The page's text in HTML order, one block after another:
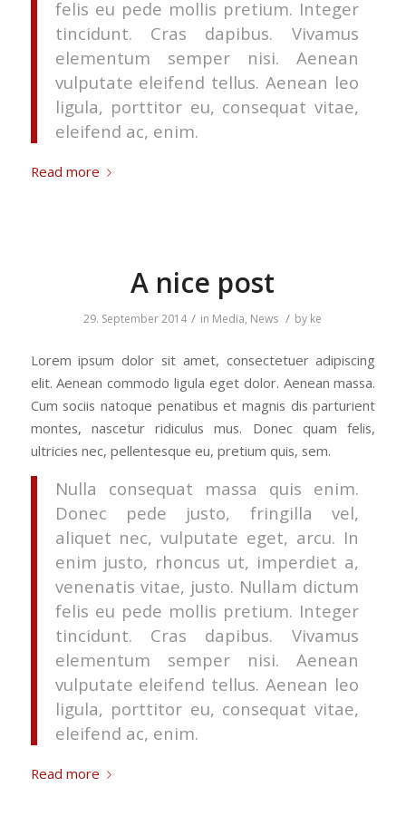
felis eu pede mollis pretium. Integer
tincidunt. Cras dapibus. Vivamus
elementum semper nisi. Aenean
vulputate eleifend tellus. Aenean leo
ligula, porttitor eu, consequat vitae,
eleifend ac, enim.
Read more
A nice post
29. September 2014 / in Media, News / by ke
Lorem ipsum dolor sit amet, consectetuer adipiscing
elit. Aenean commodo ligula eget dolor. Aenean massa.
Cum sociis natoque penatibus et magnis dis parturient
montes, nascetur ridiculus mus. Donec quam felis,
ultricies nec, pellentesque eu, pretium quis, sem.
Nulla consequat massa quis enim.
Donec pede justo, fringilla vel,
aliquet nec, vulputate eget, arcu. In
enim justo, rhoncus ut, imperdiet a,
venenatis vitae, justo. Nullam dictum
felis eu pede mollis pretium. Integer
tincidunt. Cras dapibus. Vivamus
elementum semper nisi. Aenean
vulputate eleifend tellus. Aenean leo
ligula, porttitor eu, consequat vitae,
eleifend ac, enim.
Read more